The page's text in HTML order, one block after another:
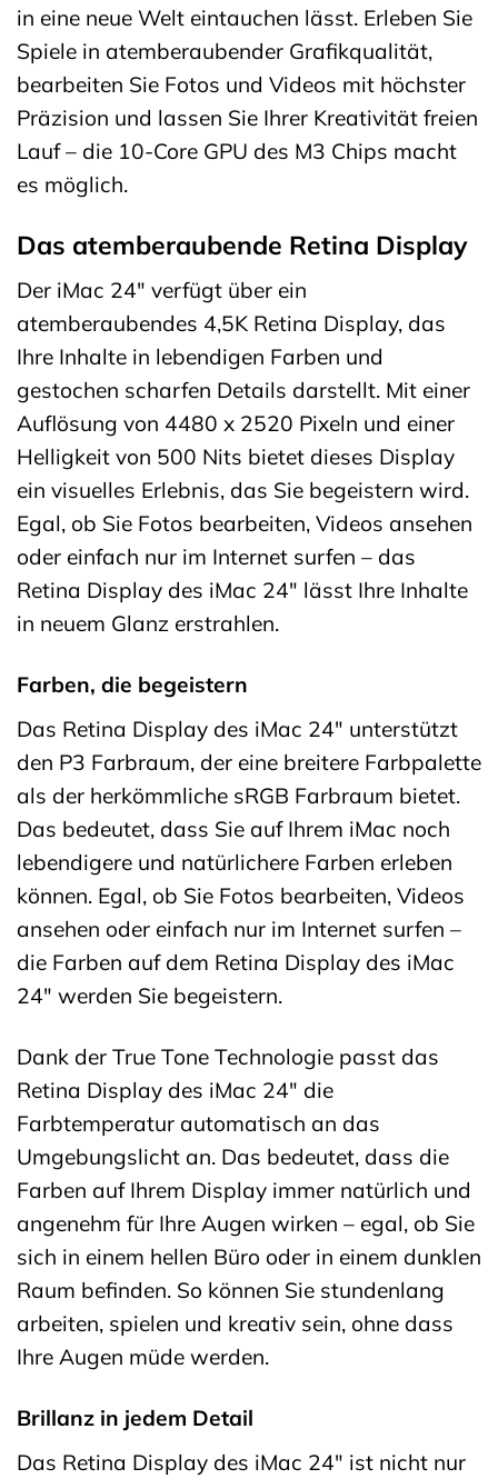
in eine neue Welt eintauchen lässt. Erleben Sie
Spiele in atemberaubender Grafikqualität,
bearbeiten Sie Fotos und Videos mit höchster
Präzision und lassen Sie Ihrer Kreativität freien
Lauf – die 10-Core GPU des M3 Chips macht
es möglich.
Das atemberaubende Retina Display
Der iMac 24″ verfügt über ein
atemberaubendes 4,5K Retina Display, das
Ihre Inhalte in lebendigen Farben und
gestochen scharfen Details darstellt. Mit einer
Auflösung von 4480 x 2520 Pixeln und einer
Helligkeit von 500 Nits bietet dieses Display
ein visuelles Erlebnis, das Sie begeistern wird.
Egal, ob Sie Fotos bearbeiten, Videos ansehen
oder einfach nur im Internet surfen – das
Retina Display des iMac 24″ lässt Ihre Inhalte
in neuem Glanz erstrahlen.
Farben, die begeistern
Das Retina Display des iMac 24″ unterstützt
den P3 Farbraum, der eine breitere Farbpalette
als der herkömmliche sRGB Farbraum bietet.
Das bedeutet, dass Sie auf Ihrem iMac noch
lebendigere und natürlichere Farben erleben
können. Egal, ob Sie Fotos bearbeiten, Videos
ansehen oder einfach nur im Internet surfen –
die Farben auf dem Retina Display des iMac
24″ werden Sie begeistern.
Dank der True Tone Technologie passt das
Retina Display des iMac 24″ die
Farbtemperatur automatisch an das
Umgebungslicht an. Das bedeutet, dass die
Farben auf Ihrem Display immer natürlich und
angenehm für Ihre Augen wirken – egal, ob Sie
sich in einem hellen Büro oder in einem dunklen
Raum befinden. So können Sie stundenlang
arbeiten, spielen und kreativ sein, ohne dass
Ihre Augen müde werden.
Brillanz in jedem Detail
Das Retina Display des iMac 24″ ist nicht nur